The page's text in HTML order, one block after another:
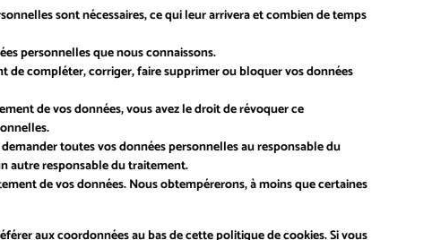
sont nécessaires, ce qui leur arrivera et combien de temps
personnelles que nous connaissons.
compléter, corriger, faire supprimer ou bloquer vos données
de vos données, vous avez le droit de révoquer ce
toutes vos données personnelles au responsable du
autre responsable du traitement.
de vos données. Nous obtempérerons, à moins que certaines
aux coordonnées au bas de cette politique de cookies. Si vous